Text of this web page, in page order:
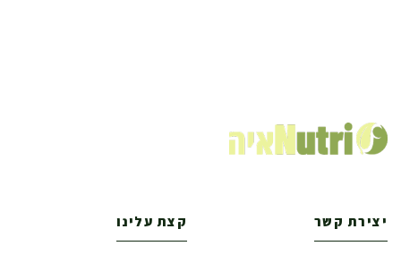
יצירת קשר קצת עלינו